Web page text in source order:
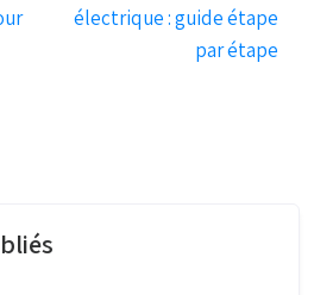
électrique : guide étape
par étape